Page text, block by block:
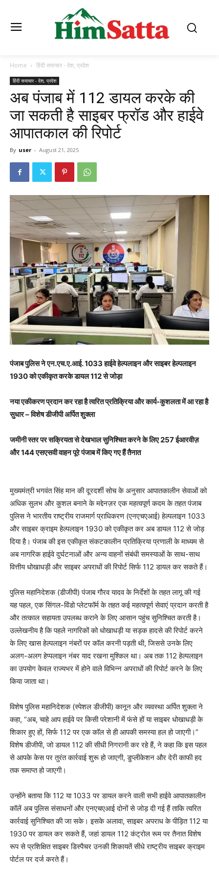
Home हिंदी समाचार - देश, प्रदेश
हिंदी समाचार - देश, प्रदेश
अब पंजाब में 112 डायल करके की
जा सकती है साइबर फ्रॉड और हाईवे
आपातकाल की रिपोर्ट
By user - August 21, 2025
पंजाब पुलिस ने एन.एच.ए.आई. 1033 हाईवे हेल्पलाइन और साइबर हेल्पलाइन
1930 को एकीकृत करके डायल 112 से जोड़ा
नया एकीकरण प्रदान कर रहा है त्वरित प्रतिक्रिया और कार्य-कुशलता में आ रहा है
सुधार – विशेष डीजीपी अर्पित शुक्ला
जमीनी स्तर पर सक्रियता से देखभाल सुनिश्चित करने के लिए 257 ईआरवीज़
और 144 एसएसवी वाहन पूरे पंजाब में किए गए हैं तैनात
मुख्यमंत्री भगवंत सिंह मान की दूरदर्शी सोच के अनुसार आपातकालीन सेवाओं को
अधिक सुलभ और कुशल बनाने के मद्देनज़र एक महत्वपूर्ण कदम के तहत पंजाब
पुलिस ने भारतीय राष्ट्रीय राजमार्ग प्राधिकरण (एनएचएआई) हेल्पलाइन 1033
और साइबर क्राइम हेल्पलाइन 1930 को एकीकृत कर अब डायल 112 से जोड़
दिया है। पंजाब की इस एकीकृत संकटकालीन प्रतिक्रिया प्रणाली के माध्यम से
अब नागरिक हाईवे दुर्घटनाओं और अन्य वाहनों संबंधी समस्याओं के साथ-साथ
वित्तीय धोखाधड़ी और साइबर अपराधों की रिपोर्ट सिर्फ 112 डायल कर सकते हैं।
पुलिस महानिदेशक (डीजीपी) पंजाब गौरव यादव के निर्देशों के तहत लागू की गई
यह पहल, एक सिंगल-विंडो प्लेटफॉर्म के तहत कई महत्वपूर्ण सेवाएं प्रदान करती है
और तत्काल सहायता उपलब्ध कराने के लिए आसान पहुंच सुनिश्चित करती है।
उल्लेखनीय है कि पहले नागरिकों को धोखाधड़ी या सड़क हादसे की रिपोर्ट करने
के लिए खास हेल्पलाइन नंबरों पर कॉल करनी पड़ती थी, जिससे उनके लिए
अलग-अलग हेप्पलाइन नंबर याद रखना मुश्किल था। अब तक 112 हेल्पलाइन
का उपयोग केवल राज्यभर में होने वाले विभिन्न अपराधों की रिपोर्ट करने के लिए
किया जाता था।
विशेष पुलिस महानिदेशक (स्पेशल डीजीपी) कानून और व्यवस्था अर्पित शुक्ला ने
कहा, “अब, चाहे आप हाईवे पर किसी परेशानी में फंसे हों या साइबर धोखाधड़ी के
शिकार हुए हों, सिर्फ 112 पर एक कॉल से ही आपकी समस्या हल हो जाएगी।”
विशेष डीजीपी, जो डायल 112 की सीधी निगरानी कर रहे हैं, ने कहा कि इस पहल
से आपके केस पर तुरंत कार्रवाई शुरू हो जाएगी, डुप्लीकेशन और देरी काफी हद
तक समाप्त हो जाएगी।
उन्होंने बताया कि 112 या 1033 पर डायल करने वाली सभी हाईवे आपातकालीन
कॉलें अब पुलिस संसाधनों और एनएचएआई दोनों से जोड़ दी गई हैं ताकि त्वरित
कार्रवाई सुनिश्चित की जा सके। इसके अलावा, साइबर अपराध के पीड़ित 112 या
1930 पर डायल कर सकते हैं, जहां डायल 112 कंट्रोल रूम पर तैनात विशेष
रूप से प्रशिक्षित साइबर डिस्पैचर उनकी शिकायतें सीधे राष्ट्रीय साइबर क्राइम
पोर्टल पर दर्ज करते हैं।